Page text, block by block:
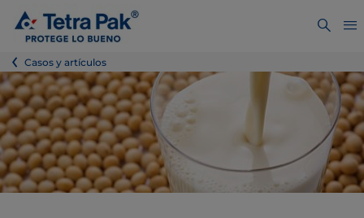
Casos y artículos